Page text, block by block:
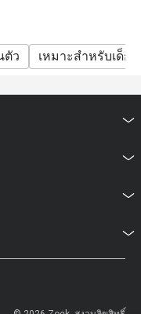
เรื่องยาก แต่ที่ The
กระเทียมกรอบ
Fine De Claire
sea snails, blue
certain days.
water or other
with premium
roasts, and
ตัว เหมาะสำหรับเด็ก